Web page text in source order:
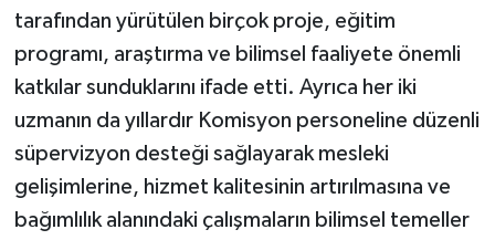
tarafından yürütülen birçok proje, eğitim
programı, araştırma ve bilimsel faaliyete önemli
katkılar sunduklarını ifade etti. Ayrıca her iki
uzmanın da yıllardır Komisyon personeline düzenli
süpervizyon desteği sağlayarak mesleki
gelişimlerine, hizmet kalitesinin artırılmasına ve
bağımlılık alanındaki çalışmaların bilimsel temeller